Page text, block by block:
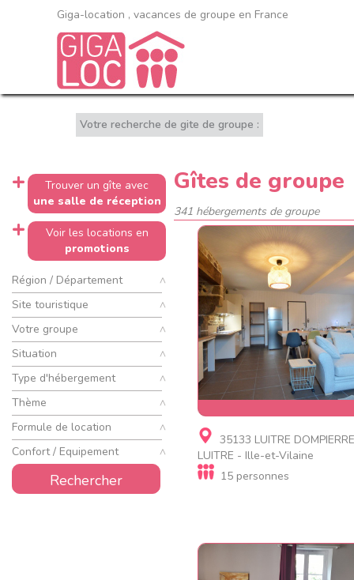
Giga-location , vacances de groupe en France
Votre recherche de gite de groupe :
Trouver un gîte avec
une salle de réception
Voir les locations en
promotions
Région / Département
Site touristique
Votre groupe
Situation
Type d'hébergement
Thème
Formule de location
Confort / Equipement
Rechercher
Gîtes de groupe
341 hébergements de groupe
Gite
Gite Communal
35133 LUITRE DOMPIERRE
LUITRE - Ille-et-Vilaine
15 personnes